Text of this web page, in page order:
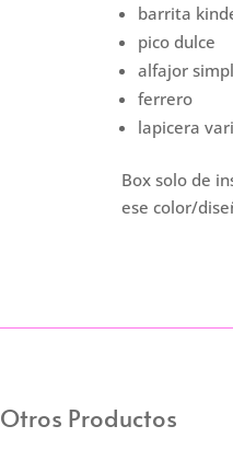
barrita
pico dulce
alfajor
ferrero
lapicera
Box solo de
ese color/
Otros Productos